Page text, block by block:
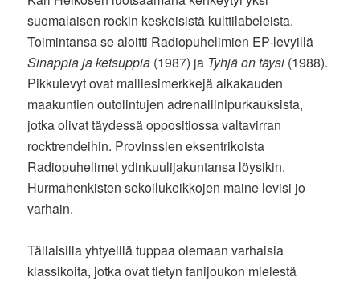
suomalaisen rockin keskeisistä kulttilabeleista.
Toimintansa se aloitti Radiopuhelimien EP-levyillä
Sinappia ja ketsuppia (1987) ja Tyhjä on täysi (1988).
Pikkulevyt ovat malliesimerkkejä aikakauden
maakuntien outolintujen adrenaliinipurkauksista,
jotka olivat täydessä oppositiossa valtavirran
rocktrendeihin. Provinssien eksentrikoista
Radiopuhelimet ydinkuulijakuntansa löysikin.
Hurmahenkisten sekoilukeikkojen maine levisi jo
varhain.
Tällaisilla yhtyeillä tuppaa olemaan varhaisia
klassikoita, jotka ovat tietyn fanijoukon mielestä